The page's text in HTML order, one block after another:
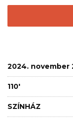
2024. november
110'
SZÍNHÁZ